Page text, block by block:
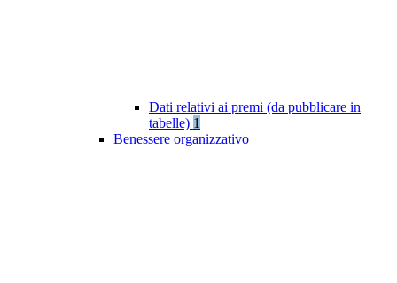
Dati relativi ai premi (da pubblicare in
tabelle) 1
Benessere organizzativo